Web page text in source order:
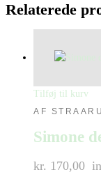
Relaterede
Tilføj til kurv
AF
Simone
kr. 170,00